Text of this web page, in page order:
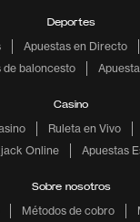
Deportes
Apuestas en Directo
de baloncesto
Casino
Ruleta en Vivo
Online
Apuestas
Sobre nosotros
Métodos de cobro